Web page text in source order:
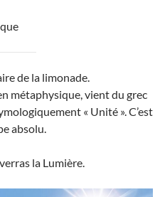
de la limonade.
métaphysique, vient du grec
« Unité ». C’est
absolu.
la Lumière.